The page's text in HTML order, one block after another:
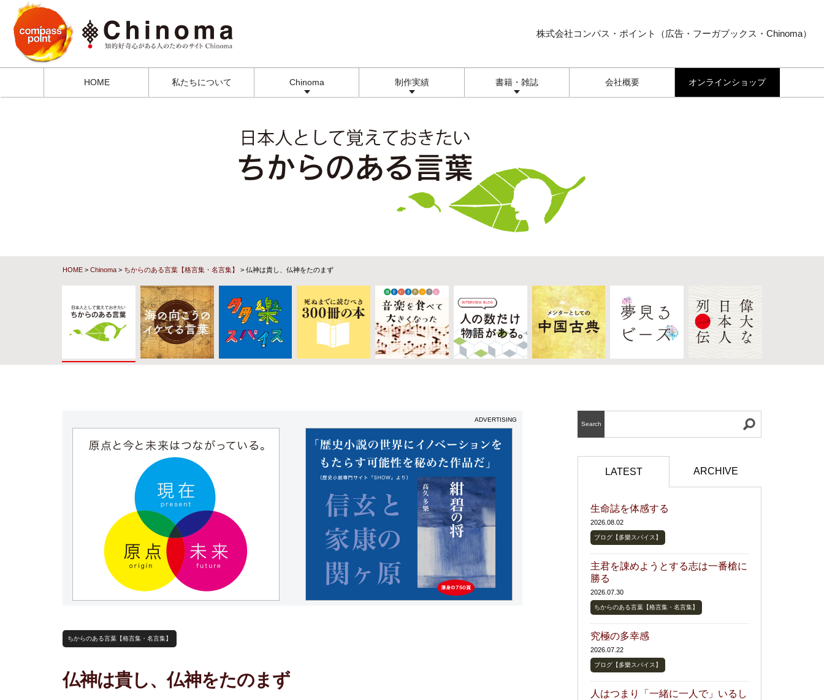
株式会社コンパス・ポイント（広告・フーガブックス・Chinoma）
HOME 私たちについて Chinoma 制作実績 書籍・雑誌 会社概要 オンラインショップ
HOME > Chinoma > ちからのある言葉【格言集・名言集】 > 仏神は貴し、仏神をたのまず
ADVERTISING
ちからのある言葉【格言集・名言集】
仏神は貴し、仏神をたのまず
Search
LATEST ARCHIVE
生命誌を体感する
2026.08.02
ブログ【多樂スパイス】
主君を諌めようとする志は一番槍に
勝る
2026.07.30
ちからのある言葉【格言集・名言集】
究極の多幸感
2026.07.22
ブログ【多樂スパイス】
人はつまり「一緒に一人で」いるし